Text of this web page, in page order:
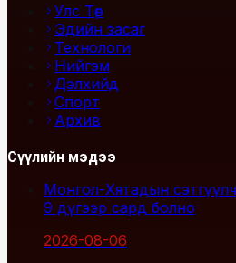
Улс Төр
Эдийн засаг
Технологи
Нийгэм
Дэлхийд
Спорт
Архив
Сүүлийн мэдээ
Монгол-Хятадын
9 дүгээр сард болно
2026-08-06